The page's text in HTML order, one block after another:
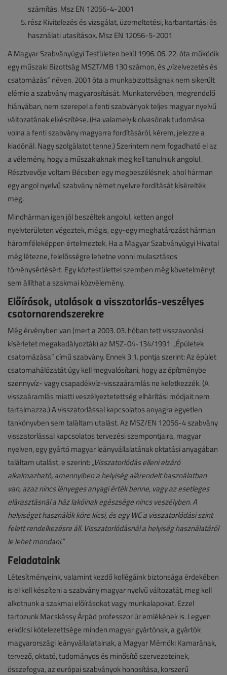
számítás. Msz EN 12056-4-2001
rész Kivitelezés és vizsgálat, üzemeltetési, karbantartási és
használati utasítások. Msz EN 12056-5-2001
A Magyar Szabványügyi Testületen belül 1996. 06. 22. óta működik
egy műszaki Bizottság MSZT/MB 130 számon, és „vízelvezetés és
csatornázás” néven. 2001 óta a munkabizottságnak nem sikerült
elérnie a szabvány magyarosítását. Munkatervében, megrendelő
hiányában, nem szerepel a fenti szabványok teljes magyar nyelvű
változatának elkészítése. (Ha valamelyik olvasónak tudomása
volna a fenti szabvány magyarra fordításáról, kérem, jelezze a
kiadónál. Nagy szolgálatot tenne.) Szerintem nem fogadható el az
a vélemény, hogy a műszakiaknak meg kell tanulniuk angolul.
Résztvevője voltam Bécsben egy megbeszélésnek, ahol hárman
egy angol nyelvű szabvány német nyelvre fordítását kísérelték
meg.
Mindhárman igen jól beszéltek angolul, ketten angol
nyelvterületen végeztek, mégis, egy-egy meghatározást hárman
háromféleképpen értelmeztek. Ha a Magyar Szabványügyi Hivatal
még létezne, felelősségre lehetne vonni mulasztásos
törvénysértésért. Egy köztestülettel szemben még követelményt
sem állíthat a szakmai közvélemény.
Előírások, utalások a visszatorlás-veszélyes
csatornarendszerekre
Még érvényben van (mert a 2003. 03. hóban tett visszavonási
kísérletet megakadályozták) az MSZ-04-134/1991. „Épületek
csatornázása” című szabvány. Ennek 3.1. pontja szerint: Az épület
csatornahálózatát úgy kell megvalósítani, hogy az építménybe
szennyvíz- vagy csapadékvíz-visszaáramlás ne keletkezzék. (A
visszaáramlás miatti veszélyeztetettség elhárítási módjait nem
tartalmazza.) A visszatorlással kapcsolatos anyagra egyetlen
tankönyvben sem találtam utalást. Az MSZ/EN 12056-4 szabvány
visszatorlással kapcsolatos tervezési szempontjaira, magyar
nyelven, egy gyártó magyar leányvállalatának oktatási anyagában
találtam utalást, e szerint:„Visszatorlódás elleni elzáró
alkalmazható, amennyiben a helyiség alárendelt használatban
van, azaz nincs lényeges anyagi érték benne, vagy az esetleges
elárasztásnál a ház lakóinak egészsége nincs veszélyben. A
helyiséget használók köre kicsi, és egy WC a visszatorlódási szint
felett rendelkezésre áll. Visszatorlódásnál a helyiség használatáról
le lehet mondani.”
Feladataink
Létesítményeink, valamint kezdő kollégáink biztonsága érdekében
is el kell készíteni a szabvány magyar nyelvű változatát, meg kell
alkotnunk a szakmai előírásokat vagy munkalapokat. Ezzel
tartozunk Macskássy Árpád professzor úr emlékének is. Legyen
erkölcsi kötelezettsége minden magyar gyártónak, a gyártók
magyarországi leányvállalatainak, a Magyar Mérnöki Kamarának,
tervező, oktató, tudományos és minősítő szervezeteinek,
összefogva, az európai szabványok honosítása, korszerű